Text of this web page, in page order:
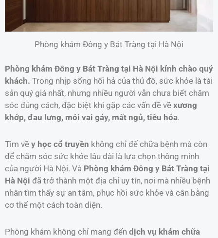
Phòng khám Đông y Bát Tràng tại Hà Nội
Phòng khám Đông y Bát Tràng tại Hà Nội kính chào quý
khách. Trong nhịp sống hối hả của thủ đô, sức khỏe là tài
sản quý giá nhất, nhưng nhiều người vẫn chưa biết chăm
sóc đúng cách, đặc biệt khi gặp các vấn đề về xương
khớp, đau lưng, mỏi vai gáy, mất ngủ, tiêu hóa.
Tìm về y học cổ truyền không chỉ để chữa bệnh mà còn
để chăm sóc sức khỏe lâu dài là lựa chọn thông minh
của người Hà Nội. Và Phòng khám Đông y Bát Tràng tại
Hà Nội đã trở thành một địa chỉ uy tín, nơi mà nhiều bệnh
nhân tìm thấy sự an tâm, phục hồi sức khỏe và cân bằng
cơ thể một cách toàn diện.
Phòng khám không chỉ mang đến dịch vụ khám chữa